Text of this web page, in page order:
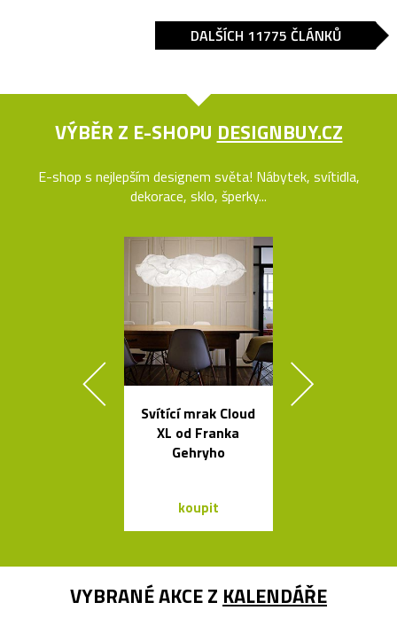
DALŠÍCH 11775 ČLÁNKŮ
VÝBĚR Z E-SHOPU DESIGNBUY.CZ
E-shop s nejlepším designem světa! Nábytek, svítidla,
dekorace, sklo, šperky...
Svítící mrak Cloud
XL od Franka
Gehryho
koupit
VYBRANÉ AKCE Z KALENDÁŘE